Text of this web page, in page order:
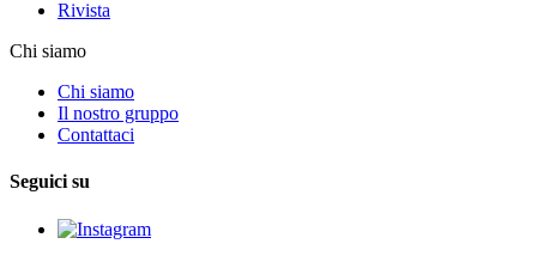
Rivista
Chi siamo
Chi siamo
Il nostro gruppo
Contattaci
Seguici su